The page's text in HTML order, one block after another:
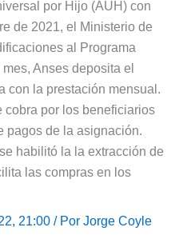
por Hijo (AUH) con
de 2021, el Ministerio de
al Programa
Anses deposita el
con la prestación mensual.
cobra por los beneficiarios
pagos de la asignación.
habilitó la la extracción de
las compras en los
21:00 / Por Jorge Coyle